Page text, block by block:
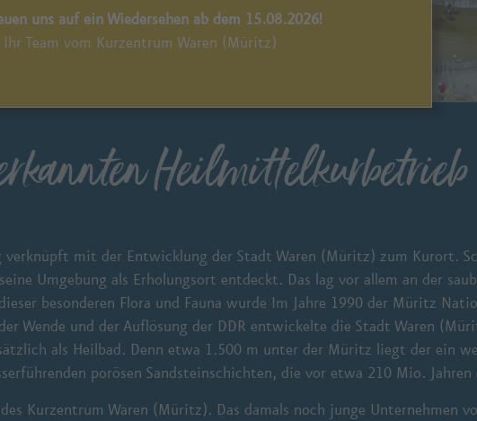
Heilmittelkurbetrieb
mit der Entwicklung der Stadt Waren (Müritz) zum Kurort.
Umgebung als Erholungsort entdeckt. Das lag vor allem an der
besonderen Flora und Fauna wurde Im Jahre 1990 der Müritz
Wende und der Auflösung der DDR entwickelte die Stadt Waren
als Heilbad. Denn etwa 1.500 m unter der Müritz liegt der ein
porösen Sandsteinschichten, die vor etwa 210 Mio.
Kurzentrum Waren (Müritz). Das damals noch junge Unternehmen
uns auf ein Wiedersehen ab dem 15.08.2026!
Ihr Team vom Kurzentrum Waren (Müritz)